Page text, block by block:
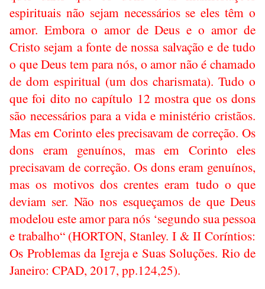
espirituais não sejam necessários se eles têm o
amor. Embora o amor de Deus e o amor de
Cristo sejam a fonte de nossa salvação e de tudo
o que Deus tem para nós, o amor não é chamado
de dom espiritual (um dos charismata). Tudo o
que foi dito no capítulo 12 mostra que os dons
são necessários para a vida e ministério cristãos.
Mas em Corinto eles precisavam de correção. Os
dons eram genuínos, mas em Corinto eles
precisavam de correção. Os dons eram genuínos,
mas os motivos dos crentes eram tudo o que
deviam ser. Não nos esqueçamos de que Deus
modelou este amor para nós ‘segundo sua pessoa
e trabalho“ (HORTON, Stanley. I & II Coríntios:
Os Problemas da Igreja e Suas Soluções. Rio de
Janeiro: CPAD, 2017, pp.124,25).